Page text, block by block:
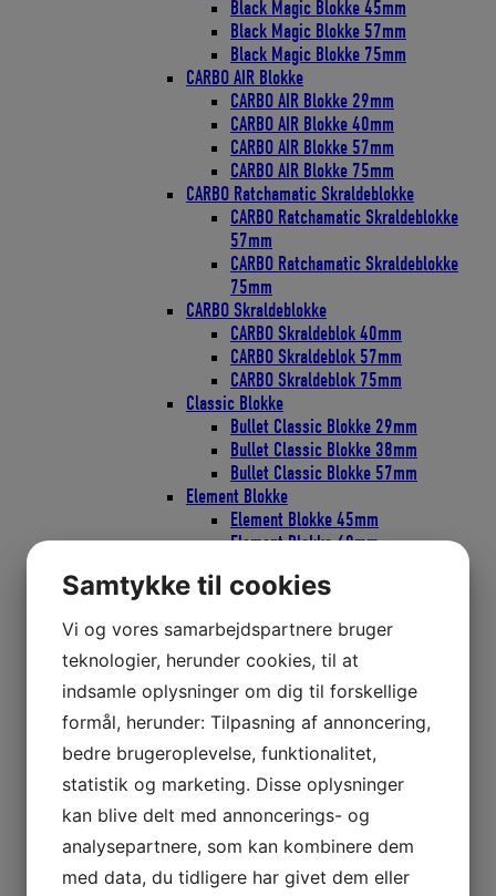
Black Magic Blokke 45mm
Black Magic Blokke 57mm
Black Magic Blokke 75mm
CARBO AIR Blokke
CARBO AIR Blokke 29mm
CARBO AIR Blokke 40mm
CARBO AIR Blokke 57mm
CARBO AIR Blokke 75mm
CARBO Ratchamatic Skraldeblokke
CARBO Ratchamatic Skraldeblokke
57mm
CARBO Ratchamatic Skraldeblokke
75mm
CARBO Skraldeblokke
CARBO Skraldeblok 40mm
CARBO Skraldeblok 57mm
CARBO Skraldeblok 75mm
Classic Blokke
Bullet Classic Blokke 29mm
Bullet Classic Blokke 38mm
Bullet Classic Blokke 57mm
Element Blokke
Element Blokke 45mm
Element Blokke 60mm
ESP Cruising Blokke
ESP Cruising 57mm
ESP Cruising 75mm
Flip-Flop Blokke
Harken Skøderinge Thimbles
Harken Svingarme
Micro Blokke
Micro blokke 16mm
Micro Blokke 22mm
POWER3 Ratchamatic HTE Skraldeblokke
POWER3 Ratchets Skraldeblokke
PROTEXIT Faldudtag
Samtykke til cookies
Vi og vores samarbejdspartnere bruger
teknologier, herunder cookies, til at
indsamle oplysninger om dig til forskellige
formål, herunder: Tilpasning af annoncering,
bedre brugeroplevelse, funktionalitet,
statistik og marketing. Disse oplysninger
kan blive delt med annoncerings- og
analysepartnere, som kan kombinere dem
med data, du tidligere har givet dem eller